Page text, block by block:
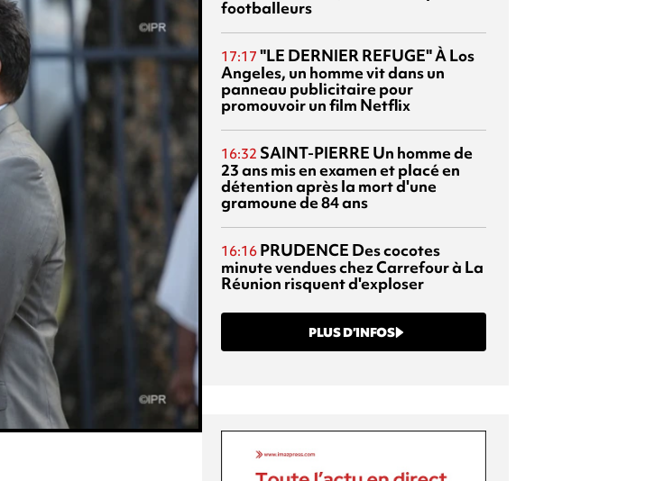
footballeurs
17:17 "LE DERNIER REFUGE"À Los
Angeles, un homme vit dans un
panneau publicitaire pour
promouvoir un film Netflix
16:32 SAINT-PIERRE Un homme de
23 ans mis en examen et placé en
détention après la mort d'une
gramoune de 84 ans
16:16 PRUDENCE Des cocotes
minute vendues chez Carrefour à La
Réunion risquent d'exploser
PLUS D’INFOS